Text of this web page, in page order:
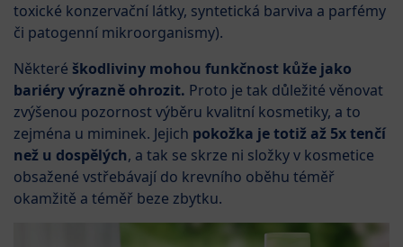
toxické konzervační látky, syntetická barviva a parfémy
či patogenní mikroorganismy).
Některé škodliviny mohou funkčnost kůže jako
bariéry výrazně ohrozit. Proto je tak důležité věnovat
zvýšenou pozornost výběru kvalitní kosmetiky, a to
zejména u miminek. Jejich pokožka je totiž až 5x tenčí
než u dospělých, a tak se skrze ni složky v kosmetice
obsažené vstřebávají do krevního oběhu téměř
okamžitě a téměř beze zbytku.